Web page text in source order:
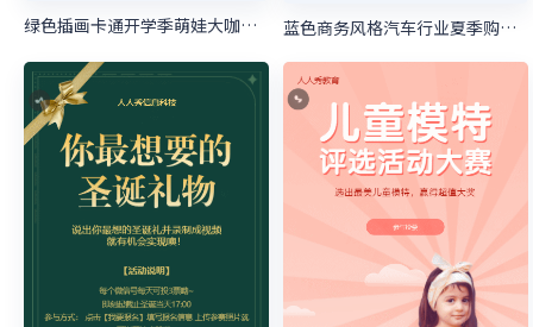
绿色插画卡通开学季萌娃大咖秀照片投票 蓝色商务风格汽车行业夏季购物节照片投票活动